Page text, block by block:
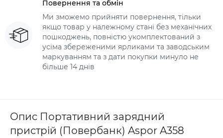
Повернення та обмін
Ми зможемо прийняти повернення, тільки
якщо товар у належному стані без механічних
пошкоджень, повністю укомплектований з
усіма збереженими ярликами та заводським
маркуванням та з дати покупки минуло не
більше 14 днів
Опис Портативний зарядний
пристрій (Повербанк) Aspor A358